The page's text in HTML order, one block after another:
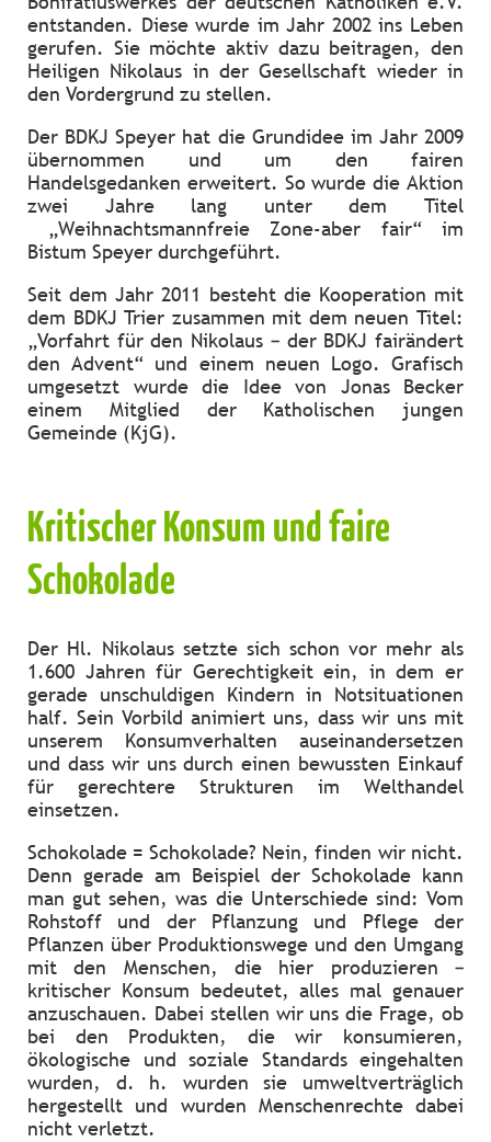
entstanden. Diese wurde im Jahr 2002 ins Leben
gerufen. Sie möchte aktiv dazu beitragen, den
Heiligen Nikolaus in der Gesellschaft wieder in
den Vordergrund zu stellen.
Der BDKJ Speyer hat die Grundidee im Jahr 2009
übernommen und um den fairen
Handelsgedanken erweitert. So wurde die Aktion
zwei Jahre lang unter dem Titel
„Weihnachtsmannfreie Zone-aber fair“ im
Bistum Speyer durchgeführt.
Seit dem Jahr 2011 besteht die Kooperation mit
dem BDKJ Trier zusammen mit dem neuen Titel:
„Vorfahrt für den Nikolaus – der BDKJ fairändert
den Advent“ und einem neuen Logo. Grafisch
umgesetzt wurde die Idee von Jonas Becker
einem Mitglied der Katholischen jungen
Gemeinde (KjG).
Kritischer Konsum und faire
Schokolade
Der Hl. Nikolaus setzte sich schon vor mehr als
1.600 Jahren für Gerechtigkeit ein, in dem er
gerade unschuldigen Kindern in Notsituationen
half. Sein Vorbild animiert uns, dass wir uns mit
unserem Konsumverhalten auseinandersetzen
und dass wir uns durch einen bewussten Einkauf
für gerechtere Strukturen im Welthandel
einsetzen.
Schokolade = Schokolade? Nein, finden wir nicht.
Denn gerade am Beispiel der Schokolade kann
man gut sehen, was die Unterschiede sind: Vom
Rohstoff und der Pflanzung und Pflege der
Pflanzen über Produktionswege und den Umgang
mit den Menschen, die hier produzieren –
kritischer Konsum bedeutet, alles mal genauer
anzuschauen. Dabei stellen wir uns die Frage, ob
bei den Produkten, die wir konsumieren,
ökologische und soziale Standards eingehalten
wurden, d. h. wurden sie umweltverträglich
hergestellt und wurden Menschenrechte dabei
nicht verletzt.